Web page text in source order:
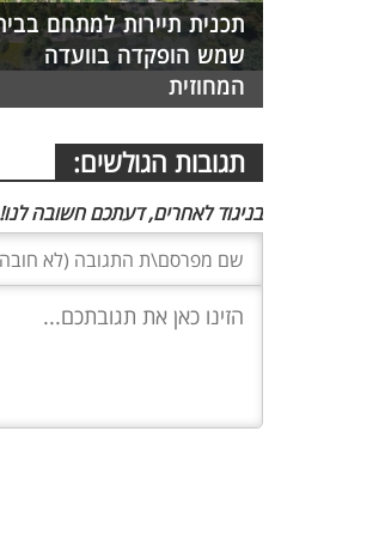
תכנית תיירות למתחם
שמש הופקדה בוועדה
המחוזית
תגובות הגולשים:
בניגוד לאחרים, דעתכם חשובה